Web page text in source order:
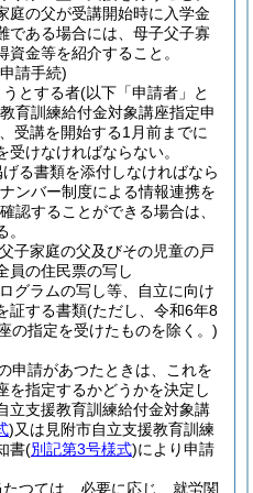
庭の父が受講開始時に入学金
である場合には、母子父子寡
金等を紹介すること。
請手続)
とする者(以下「申請者」と
育訓練給付金対象講座指定申
受講を開始する1月前までに
けなければならない。
る書類を添付しなければなら
ンバー制度による情報連携を
認することができる場合は、
子家庭の父及びその児童の戸
員の住民票の写し
グラムの写し等、自立に向け
証する書類(ただし、令和6年8
の指定を受けたものを除く。)
申請があつたときは、これを
を指定するかどうかを決定し
立支援教育訓練給付金対象講
)又は見附市自立支援教育訓練
書(別記第3号様式)により申請
つては、必要に応じ、就労関